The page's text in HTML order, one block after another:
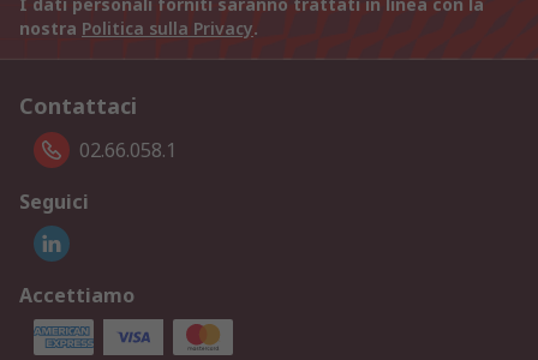
I dati personali forniti saranno trattati in linea con la
nostra Politica sulla Privacy.
Contattaci
02.66.058.1
Seguici
Accettiamo